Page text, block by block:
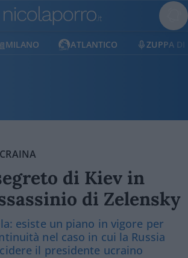
MILANO ATLANTICO ZUPPA DI
di Kiev in
di Zelensky
esiste un piano in vigore per
nel caso in cui la Russia
il presidente ucraino